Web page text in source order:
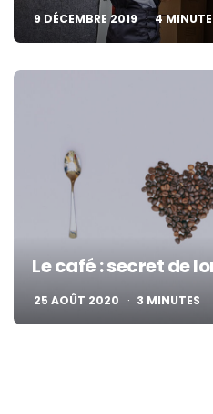
9 DÉCEMBRE 2019 4
Le café : secret de
25 AOÛT 2020 3 MINUTES